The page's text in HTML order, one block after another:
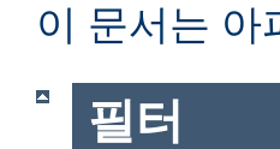
이 문서는 아
필터